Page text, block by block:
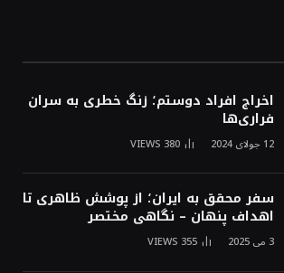
اخراج افراد دوستم؛ زنگ خطری به سران
فراری‌ها
12 جولای 2024 380
VIEWS
سفر محقق به ایران؛ از پوشش ظاهری تا
اهداف پنهان – نگاهی مختصر
3 می 2025 355
VIEWS